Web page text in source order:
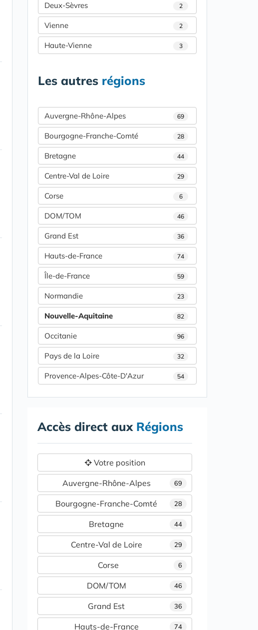
Deux-Sèvres 2
Vienne 2
Haute-Vienne 3
Les autres régions
Auvergne-Rhône-Alpes 69
Bourgogne-Franche-Comté 28
Bretagne 44
Centre-Val de Loire 29
Corse 6
DOM/TOM 46
Grand Est 36
Hauts-de-France 74
Île-de-France 59
Normandie 23
Nouvelle-Aquitaine 82
Occitanie 96
Pays de la Loire 32
Provence-Alpes-Côte-D'Azur 54
Accès direct aux Régions
Votre position
69
Auvergne-Rhône-Alpes
28
Bourgogne-Franche-Comté
44
Bretagne
29
Centre-Val de Loire
6
Corse
46
DOM/TOM
36
Grand Est
74
Hauts-de-France